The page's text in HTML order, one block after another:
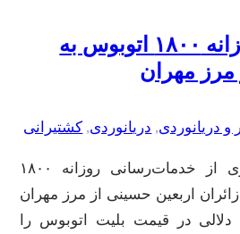
سرویس‌دهی روزانه ۱۸۰۰ اتوبوس به
مرز مهران
و دریانوردی, دریانوردی, کشتیرانی
رئیس سازمان راهداری از خدمات‌رسانی روزانه ۱۸۰۰
اربعین حسینی از مرز مهران
در قیمت بلیت اتوبوس را